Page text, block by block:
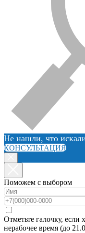
Не нашли, что
КОНСУЛЬТАЦИЯ
Поможем с выбором
Отметьте галочку, если
нерабочее время (до